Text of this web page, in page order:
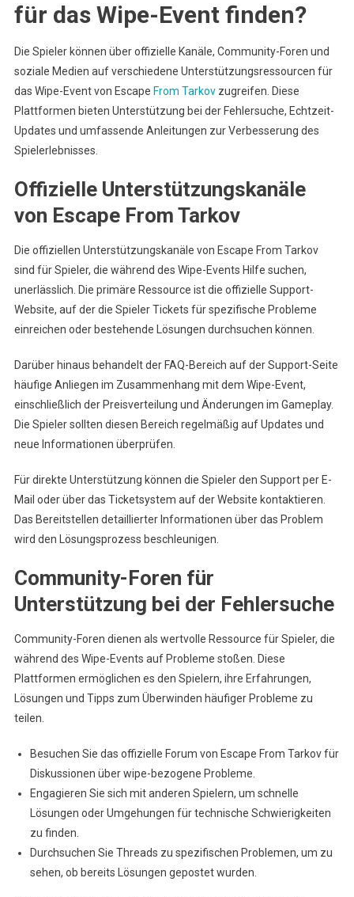
für das Wipe-Event finden?
Die Spieler können über offizielle Kanäle, Community-Foren und
soziale Medien auf verschiedene Unterstützungsressourcen für
das Wipe-Event von Escape From Tarkovzugreifen. Diese
Plattformen bieten Unterstützung bei der Fehlersuche, Echtzeit-
Updates und umfassende Anleitungen zur Verbesserung des
Spielerlebnisses.
Offizielle Unterstützungskanäle
von Escape From Tarkov
Die offiziellen Unterstützungskanäle von Escape From Tarkov
sind für Spieler, die während des Wipe-Events Hilfe suchen,
unerlässlich. Die primäre Ressource ist die offizielle Support-
Website, auf der die Spieler Tickets für spezifische Probleme
einreichen oder bestehende Lösungen durchsuchen können.
Darüber hinaus behandelt der FAQ-Bereich auf der Support-Seite
häufige Anliegen im Zusammenhang mit dem Wipe-Event,
einschließlich der Preisverteilung und Änderungen im Gameplay.
Die Spieler sollten diesen Bereich regelmäßig auf Updates und
neue Informationen überprüfen.
Für direkte Unterstützung können die Spieler den Support per E-
Mail oder über das Ticketsystem auf der Website kontaktieren.
Das Bereitstellen detaillierter Informationen über das Problem
wird den Lösungsprozess beschleunigen.
Community-Foren für
Unterstützung bei der Fehlersuche
Community-Foren dienen als wertvolle Ressource für Spieler, die
während des Wipe-Events auf Probleme stoßen. Diese
Plattformen ermöglichen es den Spielern, ihre Erfahrungen,
Lösungen und Tipps zum Überwinden häufiger Probleme zu
teilen.
Besuchen Sie das offizielle Forum von Escape From Tarkov für
Diskussionen über wipe-bezogene Probleme.
Engagieren Sie sich mit anderen Spielern, um schnelle
Lösungen oder Umgehungen für technische Schwierigkeiten
zu finden.
Durchsuchen Sie Threads zu spezifischen Problemen, um zu
sehen, ob bereits Lösungen gepostet wurden.